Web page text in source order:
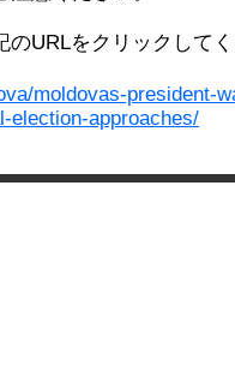
のURLをクリックして
moldovas-president-
election-approaches/